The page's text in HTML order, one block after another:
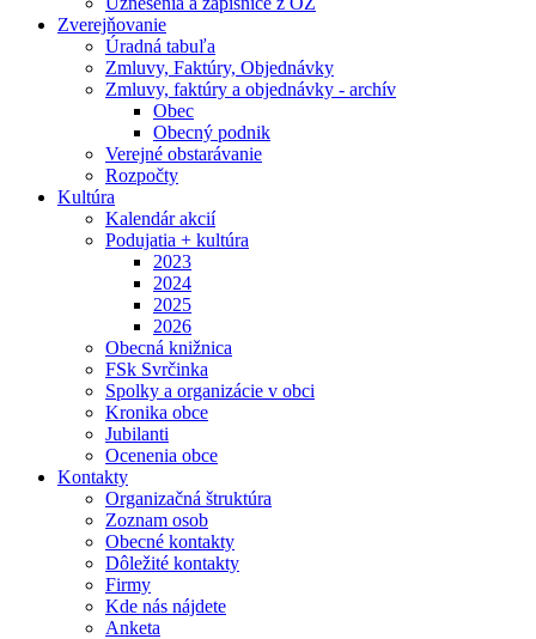
Zverejňovanie
Úradná tabuľa
Zmluvy, Faktúry, Objednávky
Zmluvy, faktúry a objednávky - archív
Obec
Obecný podnik
Verejné obstarávanie
Rozpočty
Kultúra
Kalendár akcií
Podujatia + kultúra
2023
2024
2025
2026
Obecná knižnica
FSk Svrčinka
Spolky a organizácie v obci
Kronika obce
Jubilanti
Ocenenia obce
Kontakty
Organizačná štruktúra
Zoznam osob
Obecné kontakty
Dôležité kontakty
Firmy
Kde nás nájdete
Anketa